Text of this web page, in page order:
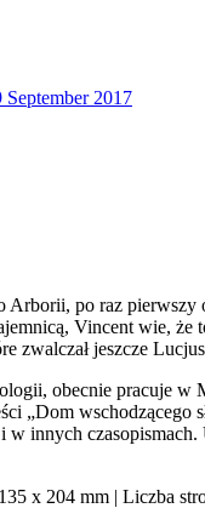
September 2017
po raz pierwszy
Vincent wie,
zwalczał jeszcze
obecnie pracuje
„Dom
w innych
x 204 mm | Liczba